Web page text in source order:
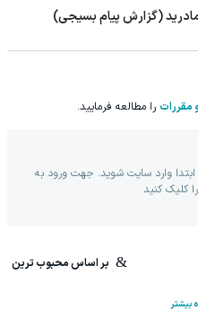
- فاینورد
مقررات را مطالعه فرمایید.
وارد سایت شوید. جهت ورود به
را کلیک کنید
بر اساس محبوب ترین
بیشتر